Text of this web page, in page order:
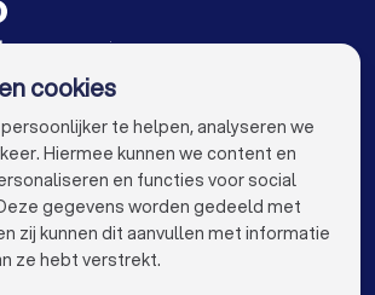
in Amsterdam
in Rotterdam
in Den Haag
in Utrecht
in Eindhoven
voor jou
keyboard_arrow_down
cookies
te helpen, analyseren we
Hiermee kunnen we content en
en functies voor social
gegevens worden gedeeld met
zij kunnen dit aanvullen met informatie
ze hebt verstrekt.